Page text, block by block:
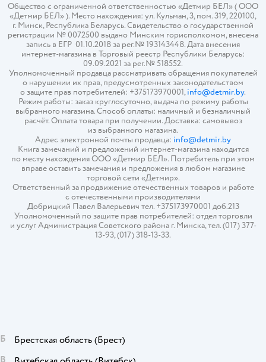
Общество с ограниченной ответственностью «Детмир БЕЛ» ( ООО
«Детмир БЕЛ» ). Место нахождения: ул. Кульман, 3, пом. 319, 220100,
г. Минск, Республика Беларусь. Свидетельство о государственной
регистрации № 0072500 выдано Минским горисполкомом, внесена
запись в ЕГР 01.10.2018 за рег.№ 193143448. Дата внесения
интернет-магазина в Торговый реестр Республики Беларусь:
09.09.2021 за рег.№ 518552.
Уполномоченный продавца рассматривать обращения покупателей
о нарушении их прав, предусмотренных законодательством
о защите прав потребителей: +375173970001,info@detmir.by.
Режим работы: заказ круглосуточно, выдача по режиму работы
выбранного магазина. Способ оплаты: наличный и безналичный
расчёт. Оплата товара при получении. Доставка: самовывоз
из выбранного магазина.
Адрес электронной почты продавца: info@detmir.by
Книга замечаний и предложений интернет-магазина находится
по месту нахождения ООО «Детмир БЕЛ». Потребитель при этом
вправе оставить замечания и предложения в любом магазине
торговой сети «Детмир».
Ответственный за продвижение отечественных товаров и работе
с отечественными производителями
Добрицкий Павел Валерьевич тел. +375173970001 доб.213
Уполномоченный по защите прав потребителей: отдел торговли
и услуг Администрация Советского района г. Минска, тел. (017) 377-
13-93, (017) 318-13-33.
Б Брестская область (Брест)
В